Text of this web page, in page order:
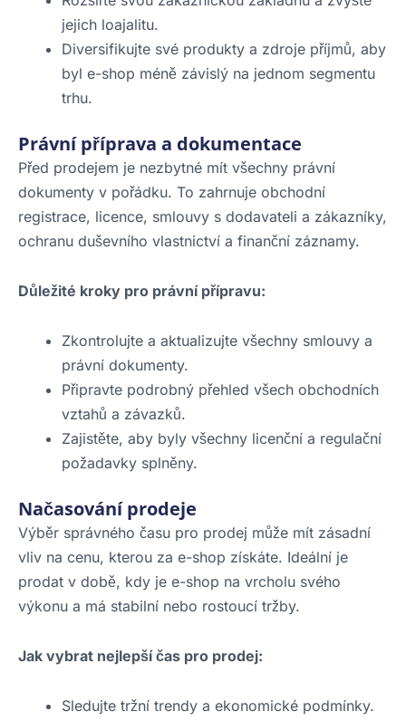
jejich loajalitu.
Diversifikujte své produkty a zdroje příjmů, aby
byl e-shop méně závislý na jednom segmentu
trhu.
Právní příprava a dokumentace
Před prodejem je nezbytné mít všechny právní
dokumenty v pořádku. To zahrnuje obchodní
registrace, licence, smlouvy s dodavateli a zákazníky,
ochranu duševního vlastnictví a finanční záznamy.
Důležité kroky pro právní přípravu:
Zkontrolujte a aktualizujte všechny smlouvy a
právní dokumenty.
Připravte podrobný přehled všech obchodních
vztahů a závazků.
Zajistěte, aby byly všechny licenční a regulační
požadavky splněny.
Načasování prodeje
Výběr správného času pro prodej může mít zásadní
vliv na cenu, kterou za e-shop získáte. Ideální je
prodat v době, kdy je e-shop na vrcholu svého
výkonu a má stabilní nebo rostoucí tržby.
Jak vybrat nejlepší čas pro prodej:
Sledujte tržní trendy a ekonomické podmínky.